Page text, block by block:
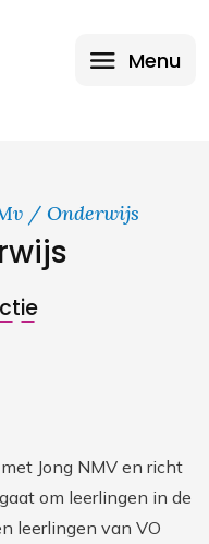
Menu
/ Onderwijs
Jong NMV en richt
om leerlingen in de
leerlingen van VO